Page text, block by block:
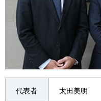
代表者 太田美明